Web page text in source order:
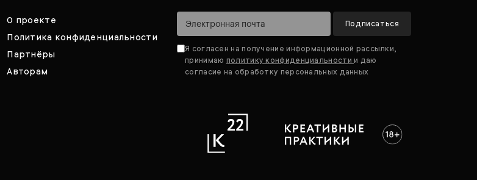
О проекте
Политика конфиденциальности
Партнёры
Авторам
Подписаться
Я согласен на получение информационной рассылки,
принимаю политику конфиденциальностии даю
согласие на обработку персональных данных